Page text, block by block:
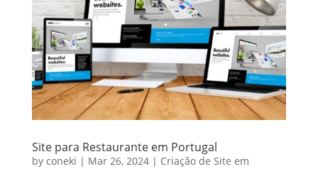
Site para Restaurante em Portugal
by coneki | Mar 26, 2024| Criação de Site em